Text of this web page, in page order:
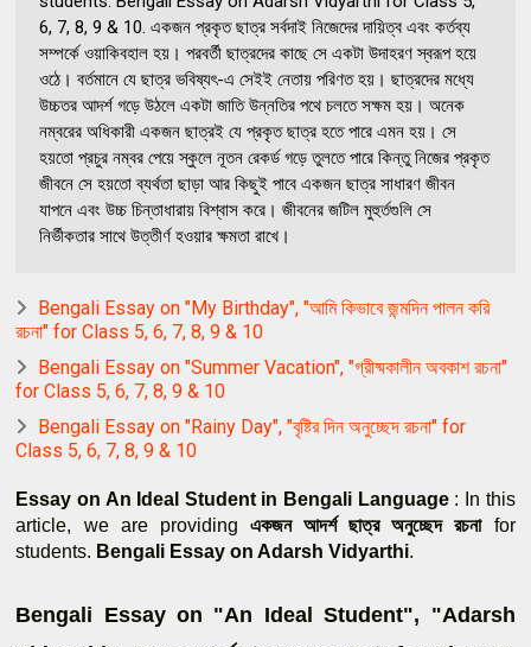
6, 7, 8, 9 & 10. একজন প্রকৃত ছাত্র সর্বদাই নিজেদের দায়িত্ব এবং কর্তব্য
সম্পর্কে ওয়াকিবহাল হয়। পরবর্তী ছাত্রদের কাছে সে একটা উদাহরণ স্বরূপ হয়ে
ওঠে। বর্তমানে যে ছাত্র ভবিষ্যৎ-এ সেইই নেতায় পরিণত হয়। ছাত্রদের মধ্যে
উচ্চতর আদর্শ গড়ে উঠলে একটা জাতি উন্নতির পথে চলতে সক্ষম হয়। অনেক
নম্বরের অধিকারী একজন ছাত্রই যে প্রকৃত ছাত্র হতে পারে এমন হয়। সে
হয়তাে প্রচুর নম্বর পেয়ে স্কুলে নূতন রেকর্ড গড়ে তুলতে পারে কিন্তু নিজের প্রকৃত
জীবনে সে হয়তাে ব্যর্থতা ছাড়া আর কিছুই পাবে একজন ছাত্র সাধারণ জীবন
যাপনে এবং উচ্চ চিন্তাধারায় বিশ্বাস করে। জীবনের জটিল মুহুর্তগুলি সে
নির্ভীকতার সাথে উত্তীর্ণ হওয়ার ক্ষমতা রাখে।
Bengali Essay on "My Birthday", "আমি কিভাবে জন্মদিন পালন করি
রচনা" for Class 5, 6, 7, 8, 9 & 10
Bengali Essay on "Summer Vacation", "গ্রীষ্মকালীন অবকাশ রচনা"
for Class 5, 6, 7, 8, 9 & 10
Bengali Essay on "Rainy Day", "বৃষ্টির দিন অনুচ্ছেদ রচনা" for
Class 5, 6, 7, 8, 9 & 10
Essay on An Ideal Student in Bengali Language : In this
article, we are providing একজন আদর্শ ছাত্র অনুচ্ছেদ রচনা for
students. Bengali Essay on Adarsh Vidyarthi.
Bengali Essay on "An Ideal Student", "Adarsh